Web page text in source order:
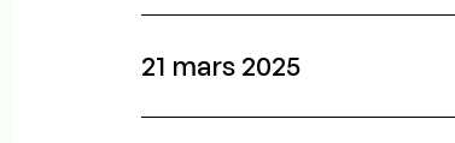
21 mars 2025